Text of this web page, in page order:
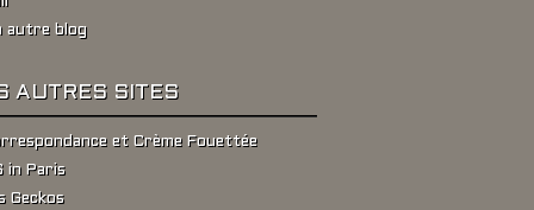
autre blog
AUTRES SITES
et Crème Fouettée
in Paris
Geckos